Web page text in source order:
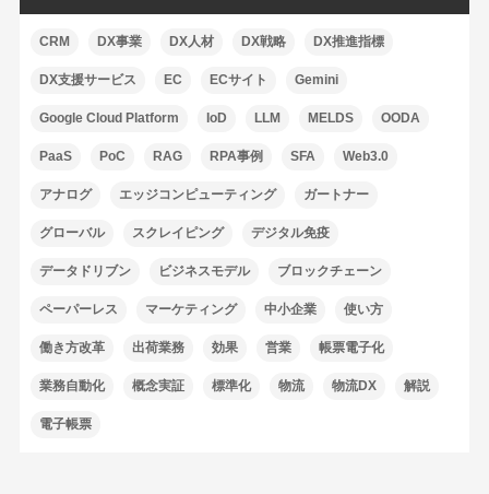
CRM DX事業 DX人材 DX戦略 DX推進指標
DX支援サービス EC ECサイト Gemini
Google Cloud Platform IoD LLM MELDS OODA
PaaS PoC RAG RPA事例 SFA Web3.0
アナログ エッジコンピューティング ガートナー
グローバル スクレイピング デジタル免疫
データドリブン ビジネスモデル ブロックチェーン
ペーパーレス マーケティング 中小企業 使い方
働き方改革 出荷業務 効果 営業 帳票電子化
業務自動化 概念実証 標準化 物流 物流DX 解説
電子帳票